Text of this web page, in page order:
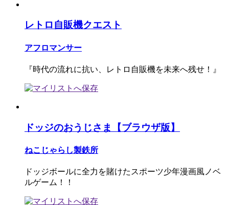
レトロ自販機クエスト
アフロマンサー
『時代の流れに抗い、レトロ自販機を未来へ残せ！』
ドッジのおうじさま【ブラウザ版】
ねこじゃらし製鉄所
ドッジボールに全力を賭けたスポーツ少年漫画風ノベ
ルゲーム！！